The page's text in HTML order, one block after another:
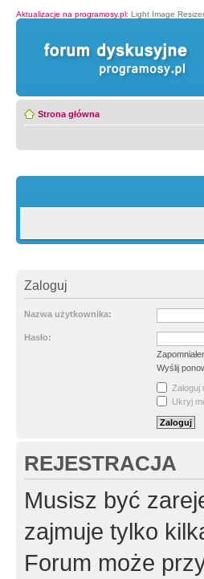
Aktualizacje na programosy.pl: Light Image Resizer
Strona główna
Zaloguj
Nazwa użytkownika:
Hasło:
Wyślij
Zaloguj
Ukryj
REJESTRACJA
Musisz być
zajmuje tylko
Forum może